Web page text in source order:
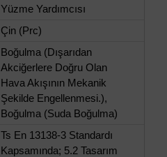
Yüzme Yardımcısı
Çin (Prc)
Boğulma (Dışarıdan
Akciğerlere Doğru Olan
Hava Akışının Mekanik
Şekilde Engellenmesi.),
Boğulma (Suda Boğulma)
Ts En 13138-3 Standardı
Kapsamında; 5.2 Tasarım